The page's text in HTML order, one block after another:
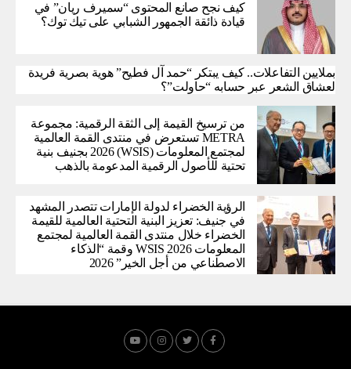
كيف نجح صانع المحتوى “سميرف ريان” في
قيادة ذائقة الجمهور الشبابي على تيك توك؟
بملايين التفاعلات.. كيف يبتكر “حمد آل فطيح” هوية بصرية فريدة
لعشاق الشعر عبر حسابه “حاولت”؟
من ترسيخ القيمة إلى الثقة الرقمية: مجموعة
METRA تستعرض في منتدى القمة العالمية
لمجتمع المعلومات (WSIS) 2026 بجنيف بنية
تحتية للأصول الرقمية المدعومة بالذهب
الرؤية الخضراء لدولة الإمارات تتصدر المشهد
في جنيف: تعزيز البنية التحتية العالمية للقيمة
الخضراء خلال منتدى القمة العالمية لمجتمع
المعلومات WSIS 2026 وقمة “الذكاء
الاصطناعي من أجل الخير” 2026